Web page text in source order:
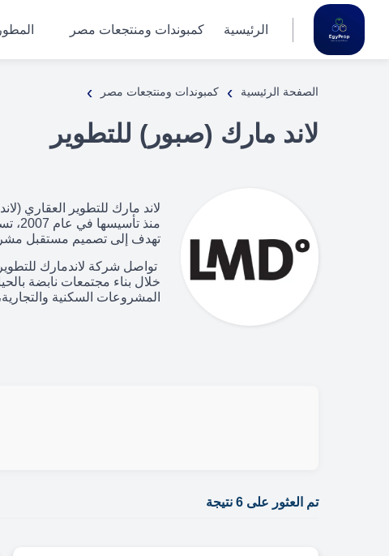
الرئيسية كمبوندات ومنتجعات مصر
الصفحة الرئيسية › كمبوندات ومنتجعات مصر ›
لاند مارك (صبور) للتطوير
لاند مارك للتطوير العقاري
تهدف إلى تصميم مستقبل
خلال بناء مجتمعات نابضة
المشروعات السكنية
تم العثور على 6 نتيجة